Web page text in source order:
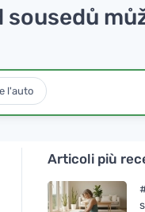
sousedů
l'auto
Articoli più